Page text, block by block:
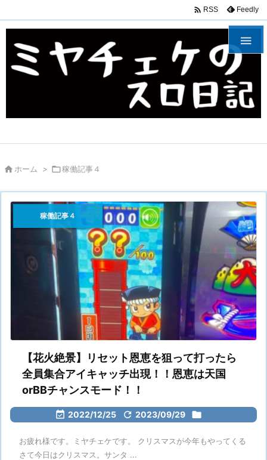

 RSS Feedly
 ホーム > 稼働記事４
【花火絶景】リセット恩恵を狙って打ったら
全員集合アイキャッチ出現！！恩恵は天国
orBBチャンスモード！！
 2022/12/25  2023/09/29 
稼働記事４
お疲れ様です。ミヤチェケです。 クリスマスが今年もやってくる
さて今日はクリスマス。サンタ ...